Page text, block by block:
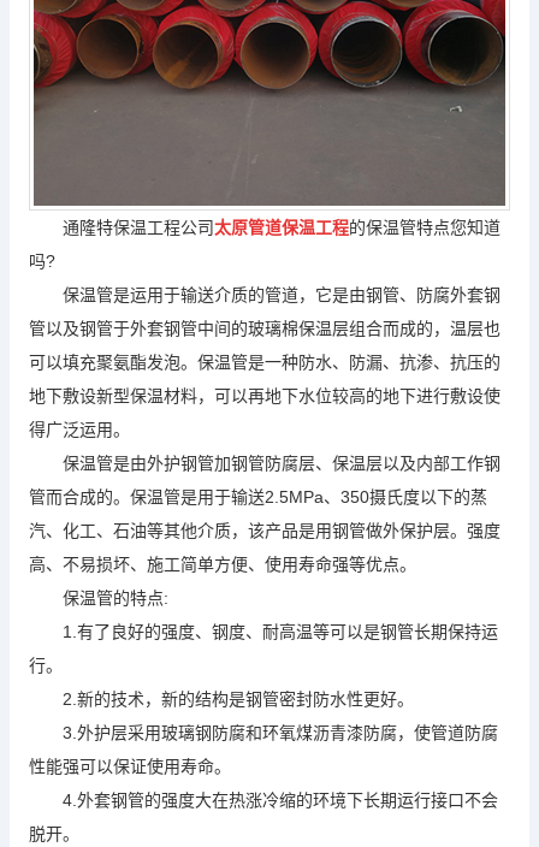
通隆特保温工程公司太原管道保温工程的保温管特点您知道
吗?
保温管是运用于输送介质的管道，它是由钢管、防腐外套钢
管以及钢管于外套钢管中间的玻璃棉保温层组合而成的，温层也
可以填充聚氨酯发泡。保温管是一种防水、防漏、抗渗、抗压的
地下敷设新型保温材料，可以再地下水位较高的地下进行敷设使
得广泛运用。
保温管是由外护钢管加钢管防腐层、保温层以及内部工作钢
管而合成的。保温管是用于输送2.5MPa、350摄氏度以下的蒸
汽、化工、石油等其他介质，该产品是用钢管做外保护层。强度
高、不易损坏、施工简单方便、使用寿命强等优点。
保温管的特点:
1.有了良好的强度、钢度、耐高温等可以是钢管长期保持运
行。
2.新的技术，新的结构是钢管密封防水性更好。
3.外护层采用玻璃钢防腐和环氧煤沥青漆防腐，使管道防腐
性能强可以保证使用寿命。
4.外套钢管的强度大在热涨冷缩的环境下长期运行接口不会
脱开。